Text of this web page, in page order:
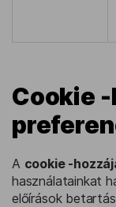
Cookie
A cookie -
használatainkat
előírások